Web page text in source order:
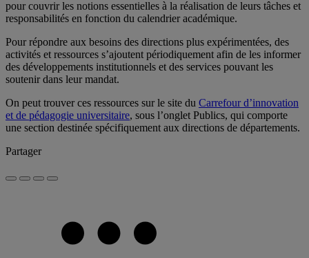
pour couvrir les notions essentielles à la réalisation de leurs tâches et
responsabilités en fonction du calendrier académique.
Pour répondre aux besoins des directions plus expérimentées, des
activités et ressources s’ajoutent périodiquement afin de les informer
des développements institutionnels et des services pouvant les
soutenir dans leur mandat.
On peut trouver ces ressources sur le site du Carrefour d’innovation
et de pédagogie universitaire, sous l’onglet Publics, qui comporte
une section destinée spécifiquement aux directions de départements.
Partager